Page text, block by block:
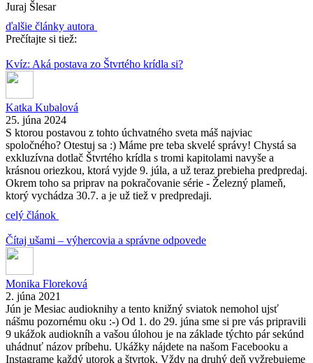
Juraj Šlesar
ďalšie články autora
Prečítajte si tiež:
Kvíz: Aká postava zo Štvrtého krídla si?
Katka Kubalová
25. júna 2024
S ktorou postavou z tohto úchvatného sveta máš najviac
spoločného? Otestuj sa :) Máme pre teba skvelé správy! Chystá sa
exkluzívna dotlač Štvrtého krídla s tromi kapitolami navyše a
krásnou oriezkou, ktorá vyjde 9. júla, a už teraz prebieha predpredaj.
Okrem toho sa priprav na pokračovanie série - Železný plameň,
ktorý vychádza 30.7. a je už tiež v predpredaji.
celý článok
Čítaj ušami – výhercovia a správne odpovede
Monika Floreková
2. júna 2021
Jún je Mesiac audioknihy a tento knižný sviatok nemohol ujsť
nášmu pozornému oku :-) Od 1. do 29. júna sme si pre vás pripravili
9 ukážok audiokníh a vašou úlohou je na základe týchto pár sekúnd
uhádnuť názov príbehu. Ukážky nájdete na našom Facebooku a
Instagrame každý utorok a štvrtok. Vždy na druhý deň vyžrebujeme